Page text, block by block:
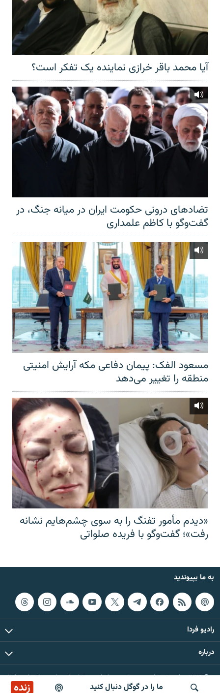
ما را در گوگل دنبال کنید زنده
آیا محمد باقر خرازی نماینده یک تفکر است؟
تضادهای درونی حکومت ایران در میانه جنگ، در
گفت‌‌وگو با کاظم علمداری
مسعود الفک: پیمان دفاعی مکه آرایش امنیتی
منطقه را تغییر می‌دهد
«دیدم مأمور تفنگ را به سوی چشم‌هایم نشانه
رفت»؛ گفت‌و‌گو با فریده صلواتی
به ما بپیوندید
رادیو فردا
درباره
© ۲۰۲۶ تمام حقوق این وب‌سایت، بر اساس مقررات کپی‌رایت، برای رادیو فردا
محفوظ است.